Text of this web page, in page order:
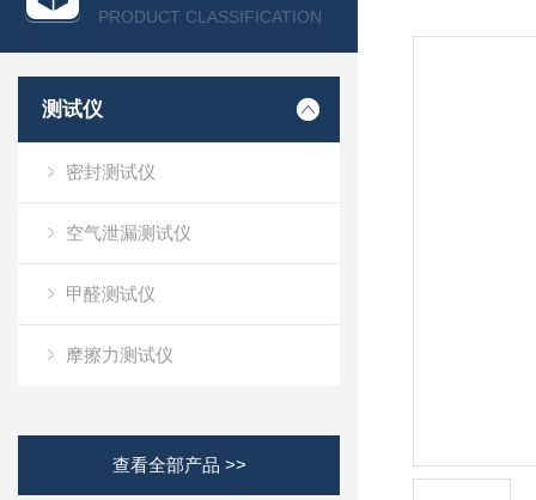
PRODUCT CLASSIFICATION
测试仪
密封测试仪
空气泄漏测试仪
甲醛测试仪
摩擦力测试仪
查看全部产品 >>